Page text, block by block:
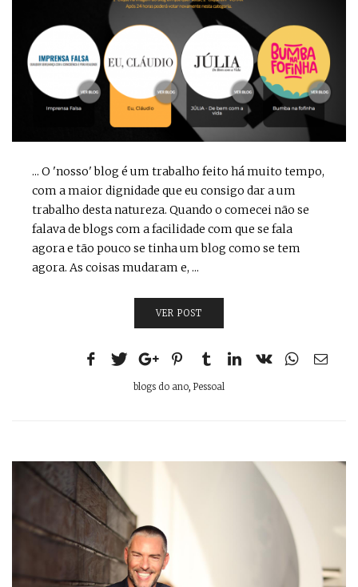
... O 'nosso' blog é um trabalho feito há muito tempo,
com a maior dignidade que eu consigo dar a um
trabalho desta natureza. Quando o comecei não se
falava de blogs com a facilidade com que se fala
agora e tão pouco se tinha um blog como se tem
agora. As coisas mudaram e, ...
VER POST
blogs do ano Pessoal